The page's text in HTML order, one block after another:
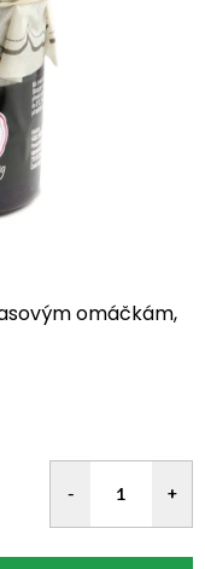
omáčkám,